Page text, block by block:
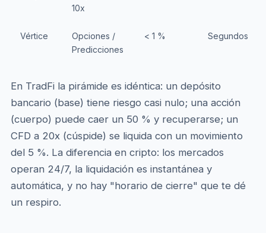
10x
Vértice
Opciones /
Predicciones
< 1 % Segundos
En TradFi la pirámide es idéntica: un depósito
bancario (base) tiene riesgo casi nulo; una acción
(cuerpo) puede caer un 50 % y recuperarse; un
CFD a 20x (cúspide) se liquida con un movimiento
del 5 %. La diferencia en cripto: los mercados
operan 24/7, la liquidación es instantánea y
automática, y no hay "horario de cierre" que te dé
un respiro.